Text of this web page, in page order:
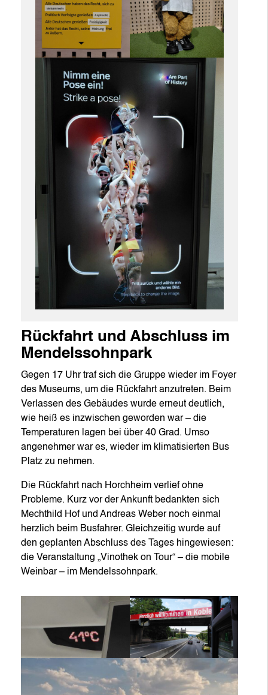
Rückfahrt und Abschluss im
Mendelssohnpark
Gegen 17 Uhr traf sich die Gruppe wieder im Foyer
des Museums, um die Rückfahrt anzutreten. Beim
Verlassen des Gebäudes wurde erneut deutlich,
wie heiß es inzwischen geworden war – die
Temperaturen lagen bei über 40 Grad. Umso
angenehmer war es, wieder im klimatisierten Bus
Platz zu nehmen.
Die Rückfahrt nach Horchheim verlief ohne
Probleme. Kurz vor der Ankunft bedankten sich
Mechthild Hof und Andreas Weber noch einmal
herzlich beim Busfahrer. Gleichzeitig wurde auf
den geplanten Abschluss des Tages hingewiesen:
die Veranstaltung „Vinothek on Tour“ – die mobile
Weinbar – im Mendelssohnpark.